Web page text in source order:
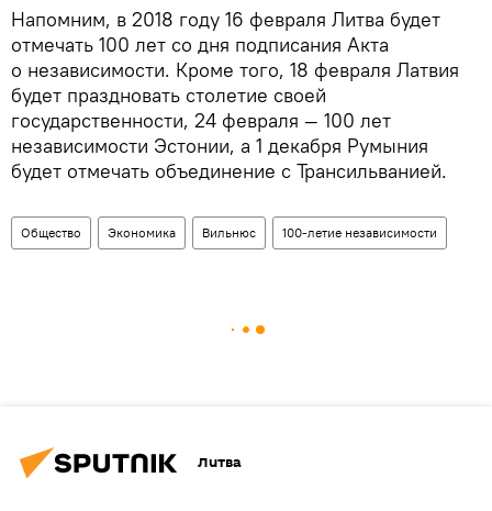
Напомним, в 2018 году 16 февраля Литва будет
отмечать 100 лет со дня подписания Акта
о независимости. Кроме того, 18 февраля Латвия
будет праздновать столетие своей
государственности, 24 февраля — 100 лет
независимости Эстонии, а 1 декабря Румыния
будет отмечать объединение с Трансильванией.
Общество Экономика Вильнюс 100-летие независимости
Литва